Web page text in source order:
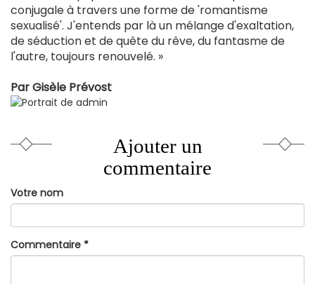
conjugale à travers une forme de 'romantisme
sexualisé'. J'entends par là un mélange d'exaltation,
de séduction et de quête du rêve, du fantasme de
l'autre, toujours renouvelé. »
ParGisèle Prévost
Ajouter un
commentaire
Votre nom
Commentaire *